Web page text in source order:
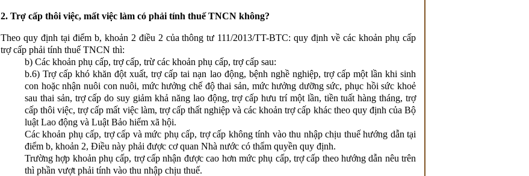
2. Trợ cấp thôi việc, mất việc làm có phải tính thuế TNCN không?
Theo quy định tại điểm b, khoản 2 điều 2 của thông tư 111/2013/TT-BTC: quy định về các khoản phụ cấp
trợ cấp phải tính thuế TNCN thì:
b) Các khoản phụ cấp, trợ cấp, trừ các khoản phụ cấp, trợ cấp sau:
b.6) Trợ cấp khó khăn đột xuất, trợ cấp tai nạn lao động, bệnh nghề nghiệp, trợ cấp một lần khi sinh
con hoặc nhận nuôi con nuôi, mức hưởng chế độ thai sản, mức hưởng dưỡng sức, phục hồi sức khoẻ
sau thai sản, trợ cấp do suy giảm khả năng lao động, trợ cấp hưu trí một lần, tiền tuất hàng tháng, trợ
cấp thôi việc, trợ cấp mất việc làm, trợ cấp thất nghiệp và các khoản trợ cấp khác theo quy định của Bộ
luật Lao động và Luật Bảo hiểm xã hội.
Các khoản phụ cấp, trợ cấp và mức phụ cấp, trợ cấp không tính vào thu nhập chịu thuế hướng dẫn tại
điểm b, khoản 2, Điều này phải được cơ quan Nhà nước có thẩm quyền quy định.
Trường hợp khoản phụ cấp, trợ cấp nhận được cao hơn mức phụ cấp, trợ cấp theo hướng dẫn nêu trên
thì phần vượt phải tính vào thu nhập chịu thuế.